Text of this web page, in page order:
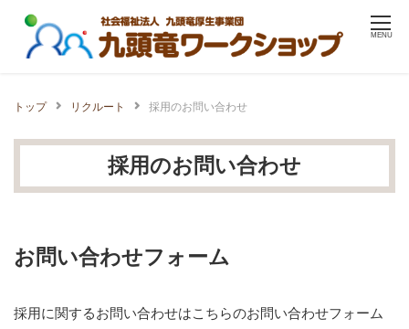
Skip
MENU
トップ リクルート 採用のお問い合わせ
採用のお問い合わせ
お問い合わせフォーム
採用に関するお問い合わせはこちらのお問い合わせフォーム